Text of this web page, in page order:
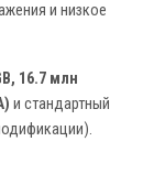
и низкое
16.7 млн
и стандартный